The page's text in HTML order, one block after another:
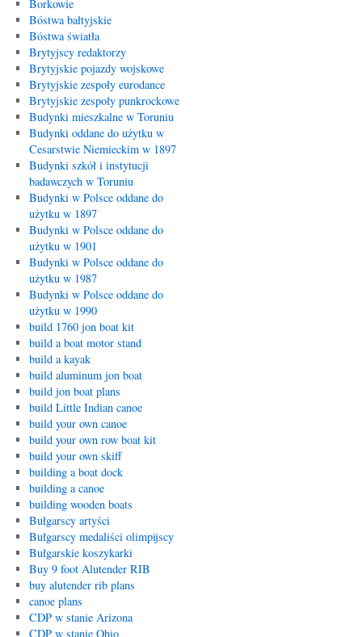
Borkowie
Bóstwa bałtyjskie
Bóstwa światła
Brytyjscy redaktorzy
Brytyjskie pojazdy wojskowe
Brytyjskie zespoły eurodance
Brytyjskie zespoły punkrockowe
Budynki mieszkalne w Toruniu
Budynki oddane do użytku w
Cesarstwie Niemieckim w 1897
Budynki szkół i instytucji
badawczych w Toruniu
Budynki w Polsce oddane do
użytku w 1897
Budynki w Polsce oddane do
użytku w 1901
Budynki w Polsce oddane do
użytku w 1987
Budynki w Polsce oddane do
użytku w 1990
build 1760 jon boat kit
build a boat motor stand
build a kayak
build aluminum jon boat
build jon boat plans
build Little Indian canoe
build your own canoe
build your own row boat kit
build your own skiff
building a boat dock
building a canoe
building wooden boats
Bułgarscy artyści
Bułgarscy medaliści olimpijscy
Bułgarskie koszykarki
Buy 9 foot Alutender RIB
buy alutender rib plans
canoe plans
CDP w stanie Arizona
CDP w stanie Ohio